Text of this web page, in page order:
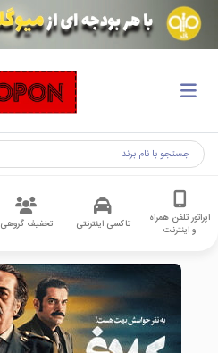
اپراتور تلفن همراه
و اینترنت
تاکسی اینترنتی تخفیف گروهی